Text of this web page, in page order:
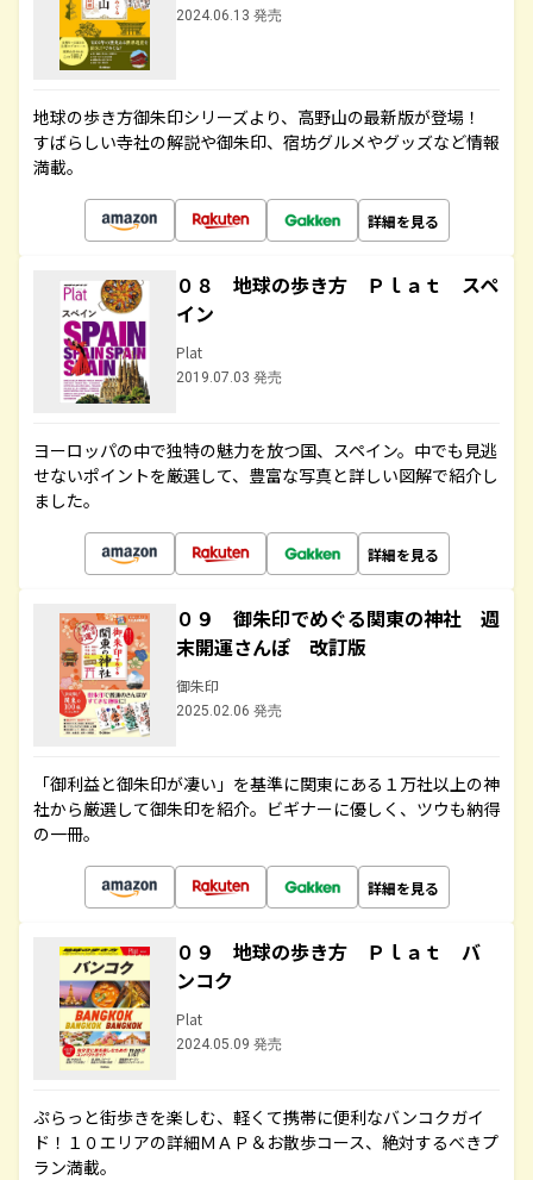
2024.06.13 発売
地球の歩き方御朱印シリーズより、高野山の最新版が登場！
すばらしい寺社の解説や御朱印、宿坊グルメやグッズなど情報
満載。
詳細を見る
０８ 地球の歩き方 Ｐｌａｔ スペ
イン
Plat
2019.07.03 発売
ヨーロッパの中で独特の魅力を放つ国、スペイン。中でも見逃
せないポイントを厳選して、豊富な写真と詳しい図解で紹介し
ました。
詳細を見る
０９ 御朱印でめぐる関東の神社 週
末開運さんぽ 改訂版
御朱印
2025.02.06 発売
「御利益と御朱印が凄い」を基準に関東にある１万社以上の神
社から厳選して御朱印を紹介。ビギナーに優しく、ツウも納得
の一冊。
詳細を見る
０９ 地球の歩き方 Ｐｌａｔ バ
ンコク
Plat
2024.05.09 発売
ぷらっと街歩きを楽しむ、軽くて携帯に便利なバンコクガイ
ド！１０エリアの詳細ＭＡＰ＆お散歩コース、絶対するべきプ
ラン満載。